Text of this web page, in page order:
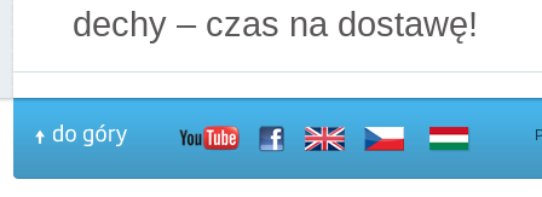
dechy – czas na dostawę!